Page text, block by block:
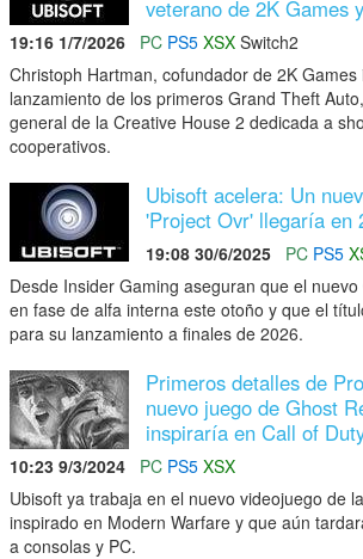
veterano de 2K Games
19:16 1/7/2026 PC PS5 XSX Switch2
Christoph Hartman, cofundador de 2K Games
lanzamiento de los primeros Grand Theft
general de la Creative House 2 dedicada a
cooperativos.
Ubisoft acelera: Un
'Project Ovr' llegaría en
19:08 30/6/2025 PC PS5
Desde Insider Gaming aseguran que el
en fase de alfa interna este otoño y que el
para su lanzamiento a finales de 2026.
Primeros detalles de
nuevo juego de Ghost
inspiraría en Call of
10:23 9/3/2024 PC PS5 XSX
Ubisoft ya trabaja en el nuevo videojuego de
inspirado en Modern Warfare y que aún
a consolas y PC.